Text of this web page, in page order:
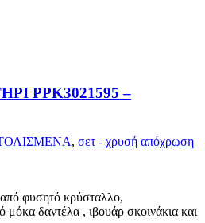
PPK3021595 –
, σετ - χρυσή απόχρωση
φυσητό κρύσταλλο,
δαντέλα , ιβουάρ σκοινάκια και